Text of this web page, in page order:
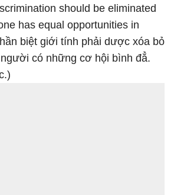
should be eliminated
has equal opportunities in
biệt giới tính phải dược xóa bỏ
có những cơ hội bình đẳ.